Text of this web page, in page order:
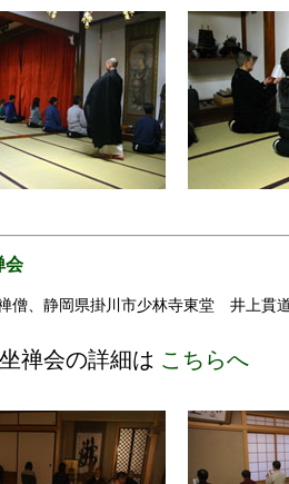
会
僧、静岡県掛川市少林寺東堂 井上貫
禅会の詳細は こちらへ